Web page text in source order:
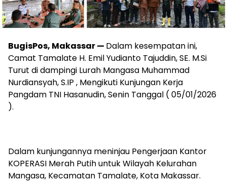
BugisPos, Makassar — Dalam kesempatan ini,
Camat Tamalate H. Emil Yudianto Tajuddin, SE. M.Si
Turut di dampingi Lurah Mangasa Muhammad
Nurdiansyah, S.IP , Mengikuti Kunjungan Kerja
Pangdam TNI Hasanudin, Senin Tanggal ( 05/01/2026
).
Dalam kunjungannya meninjau Pengerjaan Kantor
KOPERASI Merah Putih untuk Wilayah Kelurahan
Mangasa, Kecamatan Tamalate, Kota Makassar.